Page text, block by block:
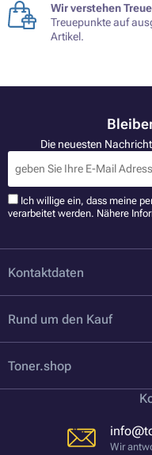
Wir verstehen
Treuepunkte auf
Artikel.
Die neuesten
Ich willige ein, dass meine
verarbeitet werden. Nähere
Kontaktdaten
Rund um den Kauf
Toner.shop
Wir